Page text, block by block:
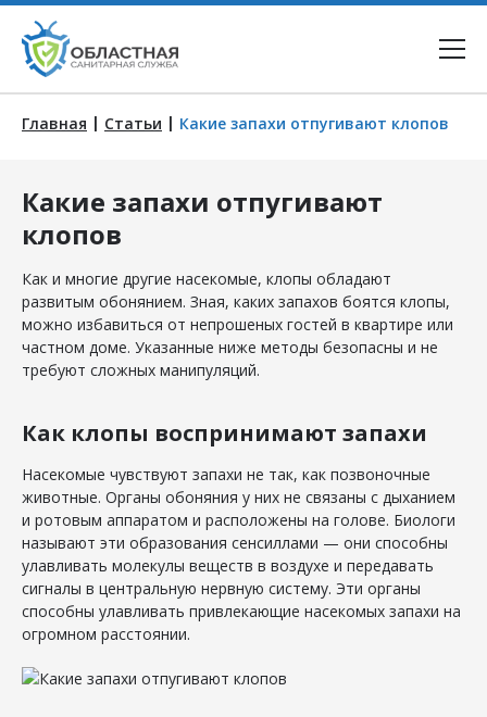
Главная | Статьи | Какие запахи отпугивают клопов
Какие запахи отпугивают
клопов
Как и многие другие насекомые, клопы обладают
развитым обонянием. Зная, каких запахов боятся клопы,
можно избавиться от непрошеных гостей в квартире или
частном доме. Указанные ниже методы безопасны и не
требуют сложных манипуляций.
Как клопы воспринимают запахи
Насекомые чувствуют запахи не так, как позвоночные
животные. Органы обоняния у них не связаны с дыханием
и ротовым аппаратом и расположены на голове. Биологи
называют эти образования сенсиллами — они способны
улавливать молекулы веществ в воздухе и передавать
сигналы в центральную нервную систему. Эти органы
способны улавливать привлекающие насекомых запахи на
огромном расстоянии.